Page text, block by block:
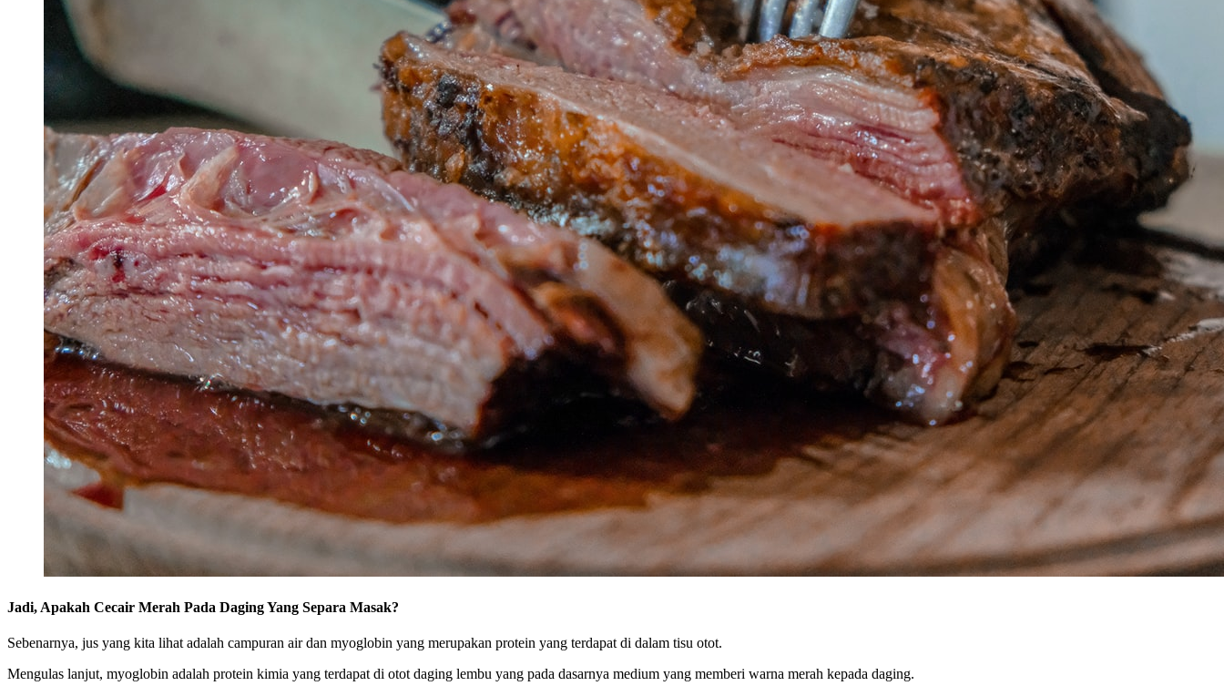
Jadi, Apakah Cecair Merah Pada Daging Yang Separa Masak?
Sebenarnya, jus yang kita lihat adalah campuran air dan myoglobin yang merupakan protein yang terdapat di dalam tisu otot.
Mengulas lanjut, myoglobin adalah protein kimia yang terdapat di otot daging lembu yang pada dasarnya medium yang memberi warna merah kepada daging.